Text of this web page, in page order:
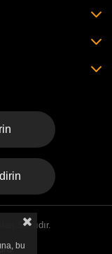
Saklıdır.
bu